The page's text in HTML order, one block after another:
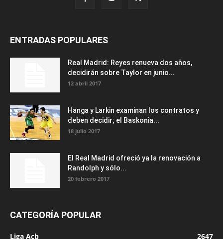
ENTRADAS POPULARES
Real Madrid: Reyes renueva dos años,
decidirán sobre Taylor en junio...
12 abril 2017
Hanga y Larkin examinan los contratos y
deben decidir; el Baskonia...
18 julio 2017
El Real Madrid ofreció ya la renovación a
Randolph y sólo...
20 febrero 2017
CATEGORÍA POPULAR
Liga Acb 2647